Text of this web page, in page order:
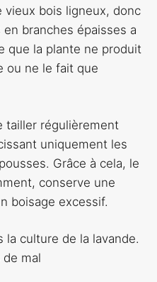
vieux bois ligneux, donc
branches épaisses a
que la plante ne produit
ou ne le fait que
tailler régulièrement
uniquement les
Grâce à cela, le
conserve une
boisage excessif.
la culture de la lavande.
mal